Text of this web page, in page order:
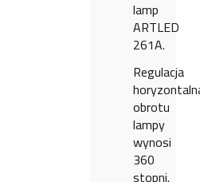
lamp
ARTLED
261A.
Regulacja
obrotu
lampy
wynosi
360
stopni.